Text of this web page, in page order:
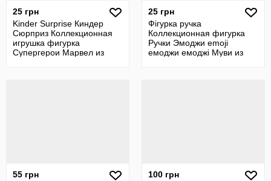
25 грн
Kinder Surprise Киндер
Сюрприз Коллекционная
игрушка фигурка
Супергерои Марвел из
25 грн
Фігурка ручка
Коллекционная фигурка
Ручки Эмоджи emoji
емоджи емоджі Муви из
55 грн
100 грн